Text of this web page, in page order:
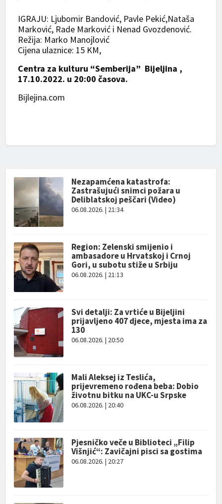
IGRAJU: Ljubomir Bandović, Pavle Pekić,Nataša
Marković, Rade Marković i Nenad Gvozdenović.
Režija: Marko Manojlović
Cijena ulaznice: 15 KM,
Centra za kulturu “Semberija” Bijeljina ,
17.10.2022. u 20:00 časova.
Bijlejina.com
Nezapamćena katastrofa:
Zastrašujući snimci požara u
Deliblatskoj peščari (Video)
06.08.2026. | 21:34
Region: Zelenski smijenio i
ambasadore u Hrvatskoj i Crnoj
Gori, u subotu stiže u Srbiju
06.08.2026. | 21:13
Svi detalji: Za vrtiće u Bijeljini
prijavljeno 407 djece, mjesta ima za
130
06.08.2026. | 20:50
Mali Aleksej iz Teslića,
prijevremeno rođena beba: Dobio
životnu bitku na UKC-u Srpske
06.08.2026. | 20:40
Pjesničko veče u Biblioteci „Filip
Višnjić“: Zavičajni pisci sa gostima
06.08.2026. | 20:27